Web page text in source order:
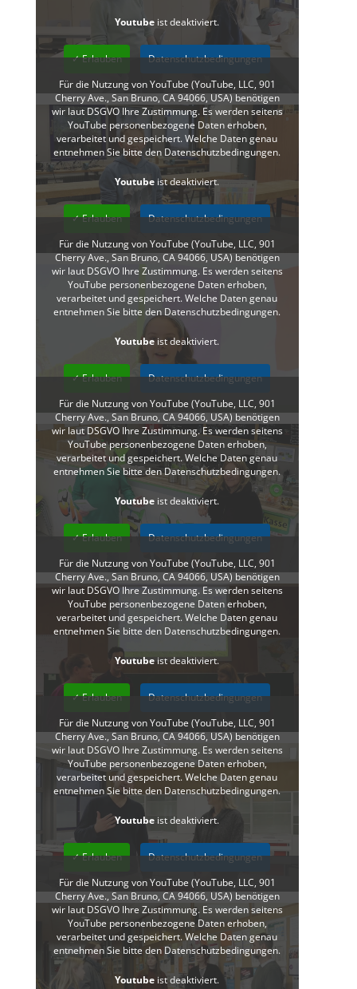
Youtube ist deaktiviert.
✓ Erlauben
Datenschutzbedingungen
Für die Nutzung von YouTube (YouTube, LLC, 901
Cherry Ave., San Bruno, CA 94066, USA) benötigen
wir laut DSGVO Ihre Zustimmung. Es werden seitens
YouTube personenbezogene Daten erhoben,
verarbeitet und gespeichert. Welche Daten genau
entnehmen Sie bitte den Datenschutzbedingungen.
Youtube ist deaktiviert.
✓ Erlauben
Datenschutzbedingungen
Für die Nutzung von YouTube (YouTube, LLC, 901
Cherry Ave., San Bruno, CA 94066, USA) benötigen
wir laut DSGVO Ihre Zustimmung. Es werden seitens
YouTube personenbezogene Daten erhoben,
verarbeitet und gespeichert. Welche Daten genau
entnehmen Sie bitte den Datenschutzbedingungen.
Youtubeist deaktiviert.
✓ Erlauben
Datenschutzbedingungen
Für die Nutzung von YouTube (YouTube, LLC, 901
Cherry Ave., San Bruno, CA 94066, USA) benötigen
wir laut DSGVO Ihre Zustimmung. Es werden seitens
YouTube personenbezogene Daten erhoben,
verarbeitet und gespeichert. Welche Daten genau
entnehmen Sie bitte den Datenschutzbedingungen.
Youtube ist deaktiviert.
✓ Erlauben
Datenschutzbedingungen
Für die Nutzung von YouTube (YouTube, LLC, 901
Cherry Ave., San Bruno, CA 94066, USA) benötigen
wir laut DSGVO Ihre Zustimmung. Es werden seitens
YouTube personenbezogene Daten erhoben,
verarbeitet und gespeichert. Welche Daten genau
entnehmen Sie bitte den Datenschutzbedingungen.
Youtubeist deaktiviert.
✓ Erlauben
Datenschutzbedingungen
Für die Nutzung von YouTube (YouTube, LLC, 901
Cherry Ave., San Bruno, CA 94066, USA) benötigen
wir laut DSGVO Ihre Zustimmung. Es werden seitens
YouTube personenbezogene Daten erhoben,
verarbeitet und gespeichert. Welche Daten genau
entnehmen Sie bitte den Datenschutzbedingungen.
Youtube ist deaktiviert.
✓ Erlauben
Datenschutzbedingungen
Für die Nutzung von YouTube (YouTube, LLC, 901
Cherry Ave., San Bruno, CA 94066, USA) benötigen
wir laut DSGVO Ihre Zustimmung. Es werden seitens
YouTube personenbezogene Daten erhoben,
verarbeitet und gespeichert. Welche Daten genau
entnehmen Sie bitte den Datenschutzbedingungen.
Youtube ist deaktiviert.